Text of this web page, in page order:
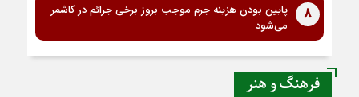
8
پایین بودن هزینه جرم موجب بروز برخی جرائم در کاشمر
می‌شود
فرهنگ و هنر